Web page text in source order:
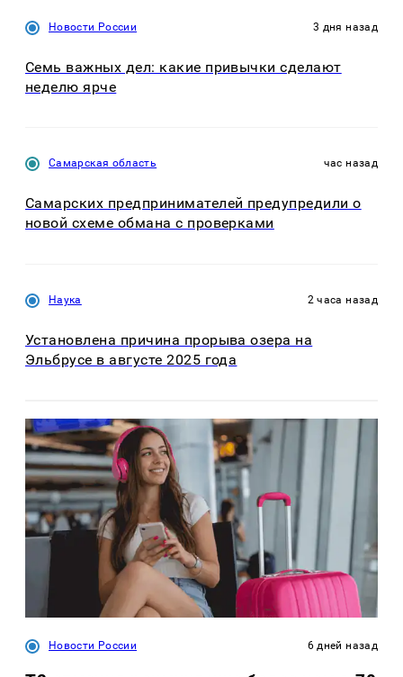
Новости России 3 дня назад
Семь важных дел: какие привычки сделают
неделю ярче
Самарская область час назад
Самарских предпринимателей предупредили о
новой схеме обмана с проверками
Наука 2 часа назад
Установлена причина прорыва озера на
Эльбрусе в августе 2025 года
Новости России 6 дней назад